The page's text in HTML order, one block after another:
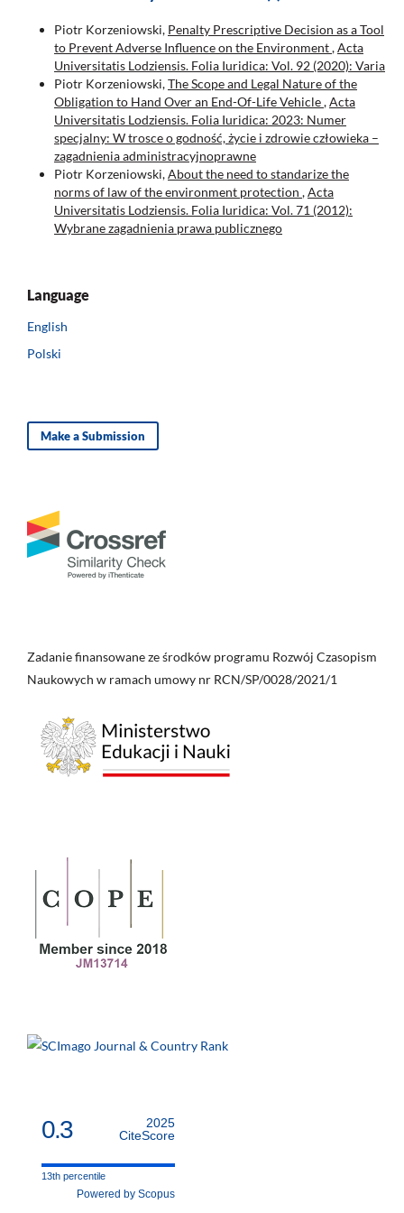
Piotr Korzeniowski, Penalty Prescriptive Decision as a Tool
to Prevent Adverse Influence on the Environment,Acta
Universitatis Lodziensis. Folia Iuridica: Vol. 92 (2020): Varia
Piotr Korzeniowski,The Scope and Legal Nature of the
Obligation to Hand Over an End-Of-Life Vehicle,Acta
Universitatis Lodziensis. Folia Iuridica: 2023: Numer
specjalny: W trosce o godność, życie i zdrowie człowieka –
zagadnienia administracyjnoprawne
Piotr Korzeniowski,About the need to standarize the
norms of law of the environment protection ,Acta
Universitatis Lodziensis. Folia Iuridica: Vol. 71 (2012):
Wybrane zagadnienia prawa publicznego
Language
English
Polski
Make a Submission
Zadanie finansowane ze środków programu Rozwój Czasopism
Naukowych w ramach umowy nr RCN/SP/0028/2021/1
0.3
2025
CiteScore
13th percentile
Powered by Scopus